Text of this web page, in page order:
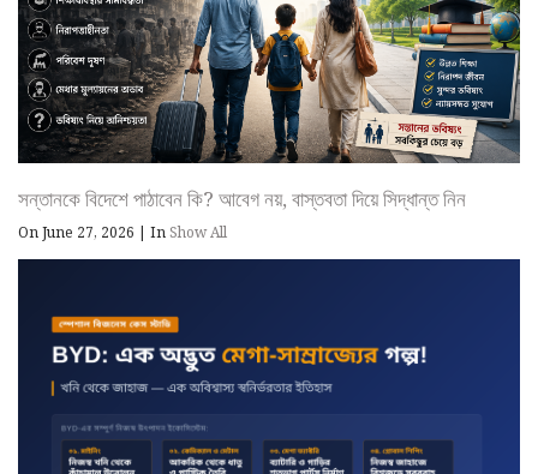
সন্তানকে বিদেশে পাঠাবেন কি? আবেগ নয়, বাস্তবতা দিয়ে সিদ্ধান্ত নিন
On June 27, 2026 | InShow All